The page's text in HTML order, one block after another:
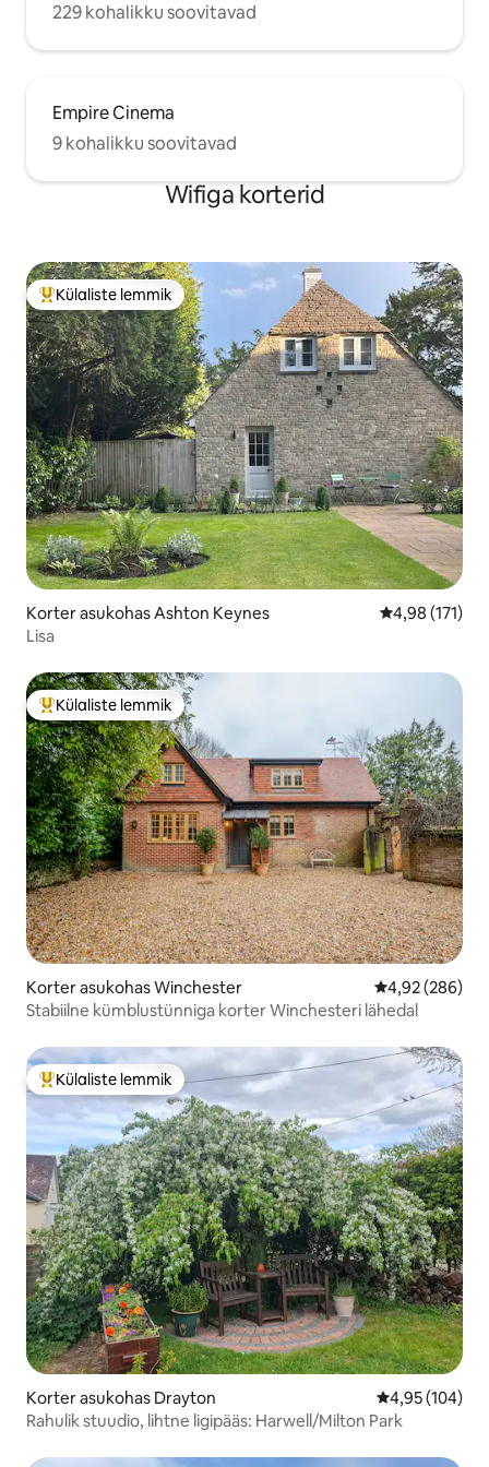
229 kohalikku soovitavad
Empire Cinema
9 kohalikku soovitavad
Wifiga korterid
Külaliste suur lemmik
Külaliste lemmik
Korter asukohas Ashton Keynes Keskmine
4,98 (171)
Lisa
Külaliste suur lemmik
Külaliste lemmik
Korter asukohas Winchester Keskmine
4,92 (286)
Stabiilne kümblustünniga korter Winchesteri lähedal
Külaliste suur lemmik
Külaliste lemmik
Korter asukohas Drayton Keskmine
4,95 (104)
Rahulik stuudio, lihtne ligipääs: Harwell/Milton Park